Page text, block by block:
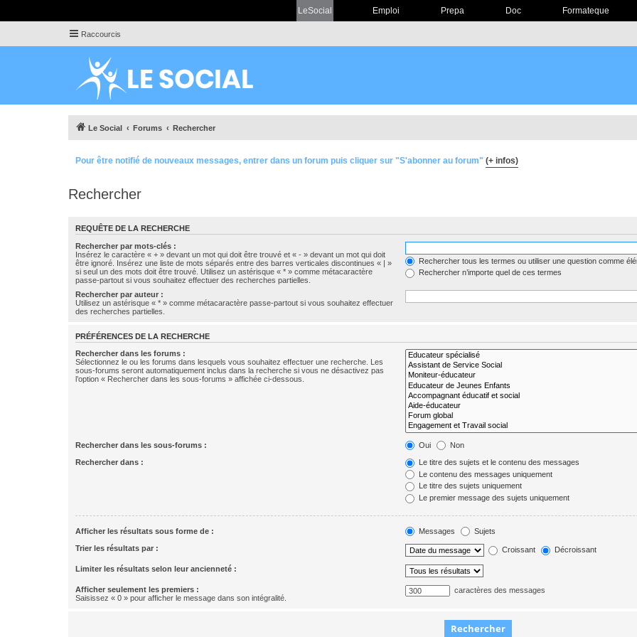
LeSocial Emploi Prepa Doc Formateque
Raccourcis
Le Social Forums Rechercher
Pour être notifié de nouveaux messages, entrer dans un forum puis cliquer sur "S'abonner au forum" (+ infos)
Rechercher
REQUÊTE DE LA RECHERCHE
Rechercher par mots-clés :
Insérez le caractère « + » devant un mot qui doit être trouvé et « - » devant un mot qui doit
être ignoré. Insérez une liste de mots séparés entre des barres verticales discontinues « | »
si seul un des mots doit être trouvé. Utilisez un astérisque « * » comme métacaractère
passe-partout si vous souhaitez effectuer des recherches partielles.
Rechercher tous les termes ou utiliser une question comme
Rechercher n’importe quel de ces termes
Rechercher par auteur :
Utilisez un astérisque « * » comme métacaractère passe-partout si vous souhaitez effectuer
des recherches partielles.
PRÉFÉRENCES DE LA RECHERCHE
Rechercher dans les forums :
Sélectionnez le ou les forums dans lesquels vous souhaitez effectuer une recherche. Les
sous-forums seront automatiquement inclus dans la recherche si vous ne désactivez pas
l’option « Rechercher dans les sous-forums » affichée ci-dessous.
Rechercher dans les sous-forums : Oui Non
Rechercher dans :
Le titre des sujets et le contenu des messages
Le contenu des messages uniquement
Le titre des sujets uniquement
Le premier message des sujets uniquement
Afficher les résultats sous forme de : Messages Sujets
Trier les résultats par : Croissant Décroissant
Limiter les résultats selon leur ancienneté :
Afficher seulement les premiers :
Saisissez « 0 » pour afficher le message dans son intégralité.
caractères des messages